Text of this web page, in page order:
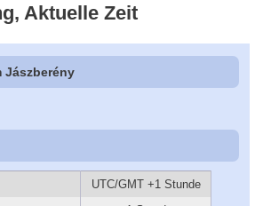
Aktuelle Zeit
Jászberény
UTC/GMT +1 Stunde